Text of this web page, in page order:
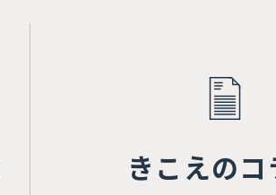
きこえのコ